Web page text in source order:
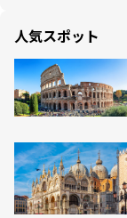
人気スポット